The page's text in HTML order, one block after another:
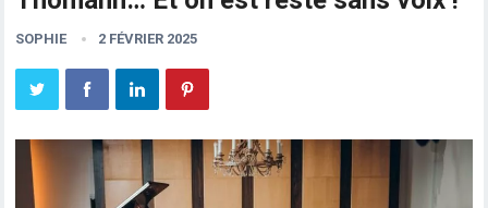
SOPHIE 2 FÉVRIER 2025